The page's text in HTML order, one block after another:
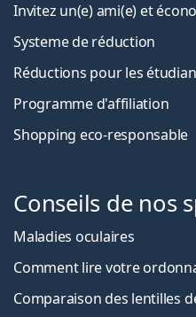
Invitez un(e) ami(e) et
Systeme de réduction
Réductions pour les
Programme d'affiliation
Shopping eco-responsable
Conseils de nos
Maladies oculaires
Comment lire votre
Comparaison des lentilles